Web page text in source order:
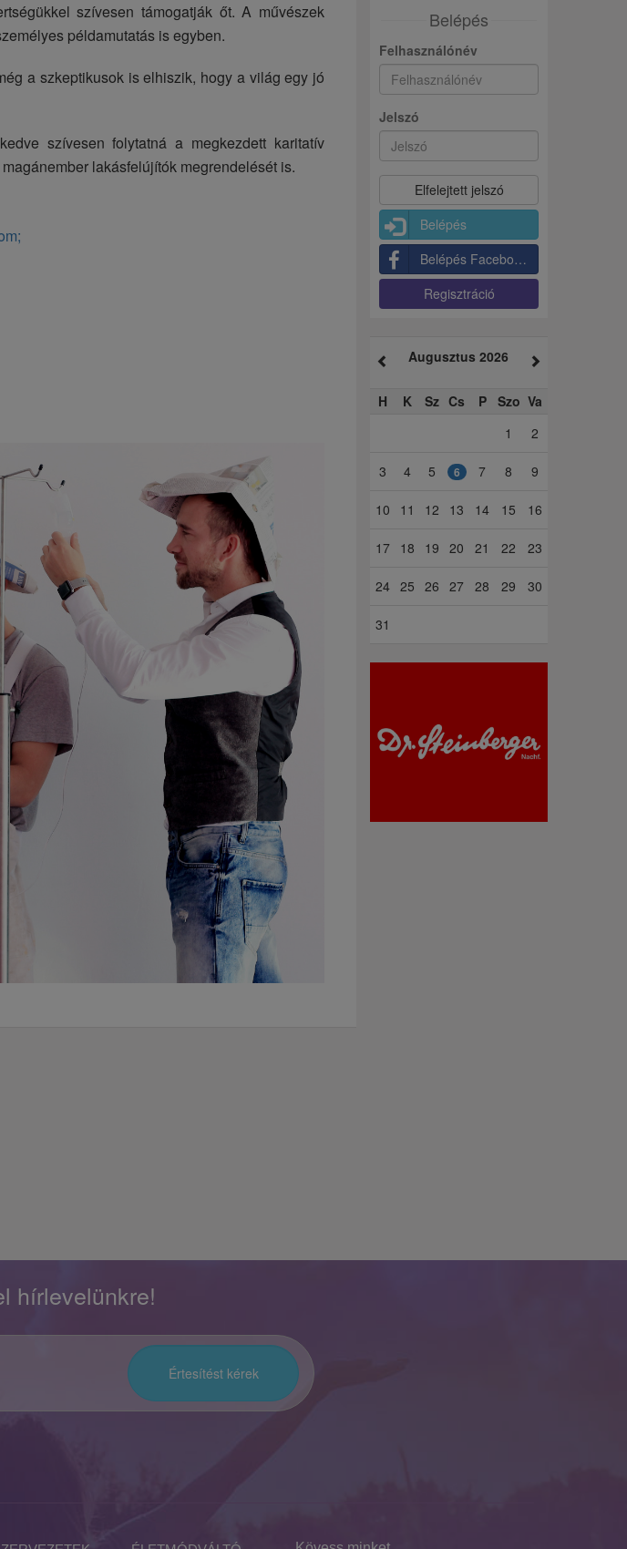
szívesen támogatják őt. A művészek
példamutatás is egyben.
a szkeptikusok is elhiszik, hogy a világ egy jó
szívesen folytatná a megkezdett karitatív
lakásfelújítók megrendelését is.
Belépés
Felhasználónév
Jelszó
Belépés
Belépés Facebookkal
Regisztráció
Augusztus 2026
H K Sz Cs P Szo Va
1
2
3 4 5 6 7 8 9
10 11 12 13 14 15 16
17 18 19 20 21 22 23
24 25 26 27 28 29 30
31
hírlevelünkre!